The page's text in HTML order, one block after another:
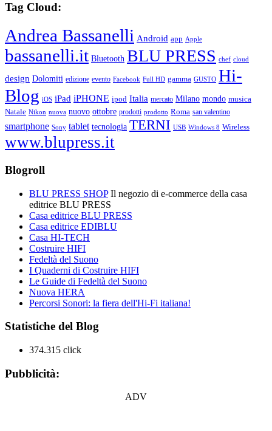
Tag Cloud:
Andrea Bassanelli Android app Apple
bassanelli.it Bluetooth BLU PRESS chef cloud
design Dolomiti edizione evento Facebook Full HD gamma GUSTO Hi-
Blog iOS iPad iPHONE ipod Italia mercato Milano mondo musica
Natale Nikon nuova nuovo ottobre prodotti prodotto Roma san valentino
smartphone Sony tablet tecnologia TERNI USB Windows 8 Wireless
www.blupress.it
Blogroll
BLU PRESS SHOPIl negozio di e-commerce della casa
editrice BLU PRESS
Casa editrice BLU PRESS
Casa editrice EDIBLU
Casa HI-TECH
Costruire HIFI
Fedeltà del Suono
I Quaderni di Costruire HIFI
Le Guide di Fedeltà del Suono
Nuova HERA
Percorsi Sonori: la fiera dell'Hi-Fi italiana!
Statistiche del Blog
374.315 click
Pubblicità:
ADV